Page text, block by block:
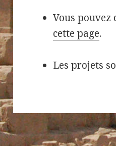
Vous pouvez
cette page.
Les projets